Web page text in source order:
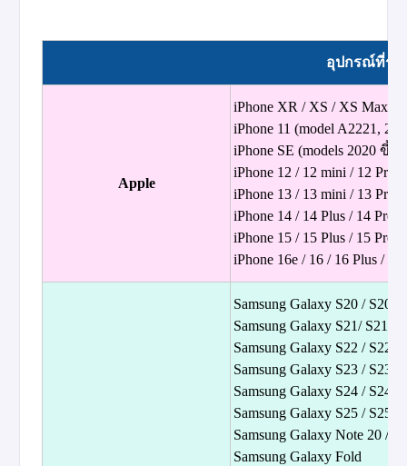
อุปกรณ์ที่รอ
Apple
iPhone XR / XS / XS Max
iPhone 11 (model A2221,
iPhone SE (models 2020 ขึ้น
iPhone 12 / 12 mini / 12 Pro
iPhone 13 / 13 mini / 13 Pro
iPhone 14 / 14 Plus / 14 Pro /
iPhone 15 / 15 Plus / 15 Pro /
iPhone 16e / 16 / 16 Plus /
Samsung Galaxy S20 / S20+
Samsung Galaxy S21/ S21+
Samsung Galaxy S22 / S22+
Samsung Galaxy S23 / S23+
Samsung Galaxy S24 / S24+
Samsung Galaxy S25 / S25+
Samsung Galaxy Note 20 /
Samsung Galaxy Fold